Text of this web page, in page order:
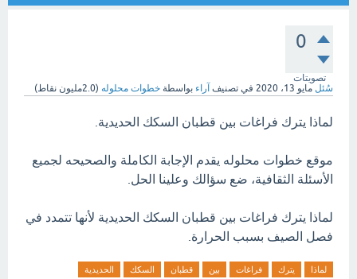
0
تصويتات
سُئل مايو 13، 2020 في تصنيف آراء بواسطة خطوات محلوله (2.0مليون نقاط)
لماذا يترك فراغات بين قطبان السكك الحديدية.
موقع خطوات محلوله يقدم الإجابة الكاملة والصحيحه لجميع
الأسئلة الثقافية، ضع سؤالك وعلينا الحل.
لماذا يترك فراغات بين قطبان السكك الحديدية لأنها تتمدد في
فصل الصيف بسبب الحرارة.
لماذا يترك فراغات بين قطبان السكك الحديدية